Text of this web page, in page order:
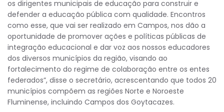
os dirigentes municipais de educação para construir e
defender a educação pública com qualidade. Encontros
como esse, que vai ser realizado em Campos, nos dão a
oportunidade de promover ações e políticas públicas de
integração educacional e dar voz aos nossos educadores
dos diversos municípios da região, visando ao
fortalecimento do regime de colaboração entre os entes
federados”, disse o secretário, acrescentando que todos 20
municípios compõem as regiões Norte e Noroeste
Fluminense, incluindo Campos dos Goytacazes.